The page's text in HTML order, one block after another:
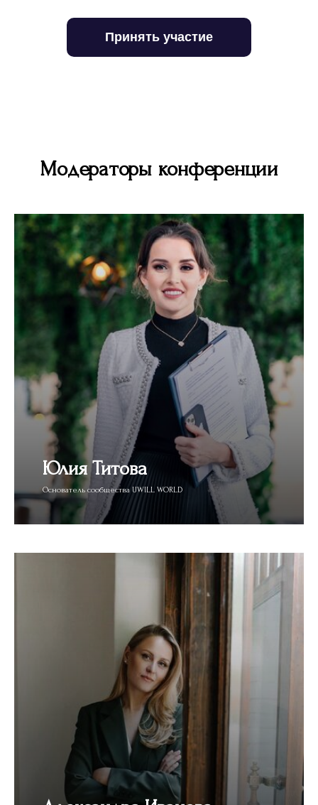
Принять участие
Модераторы конференции
Юлия Титова
Основатель сообщества UWILL WORLD